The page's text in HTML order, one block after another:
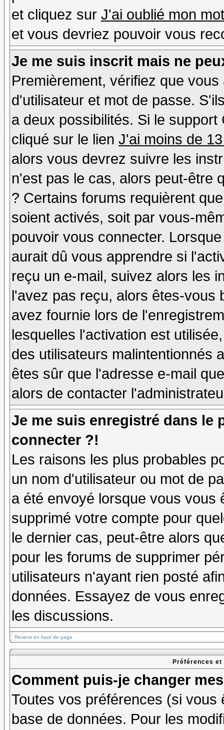
et cliquez sur J'ai oublié mon
et vous devriez pouvoir vous
Je me suis inscrit mais ne
Premièrement, vérifiez que
d'utilisateur et mot de passe.
a deux possibilités. Si le
cliqué sur le lien J'ai moins de
alors vous devrez suivre les
n'est pas le cas, alors peut-être
? Certains forums requièrent
soient activés, soit par vous-
pouvoir vous connecter.
aurait dû vous apprendre si
reçu un e-mail, suivez alors les
l'avez pas reçu, alors êtes-vous
avez fournie lors de
lesquelles l'activation est
des utilisateurs malintentionnés
êtes sûr que l'adresse e-mail
alors de contacter
Je me suis enregistré dans le
connecter ?!
Les raisons les plus probables
un nom d'utilisateur ou mot de
a été envoyé lorsque vous vous
supprimé votre compte pour
le dernier cas, peut-être alors
pour les forums de supprimer
utilisateurs n'ayant rien posté
données. Essayez de vous
les discussions.
Revenir en haut de page
Préférences
Comment puis-je changer
Toutes vos préférences (si
base de données. Pour les